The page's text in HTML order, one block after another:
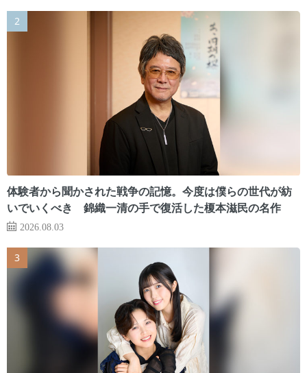
体験者から聞かされた戦争の記憶。今度は僕らの世代が紡
いでいくべき 錦織一清の手で復活した榎本滋民の名作
2026.08.03